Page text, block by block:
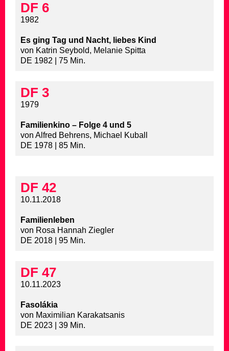
DF 6
1982
Es ging Tag und Nacht, liebes Kind
von Katrin Seybold, Melanie Spitta
DE 1982 | 75 Min.
DF 3
1979
Familienkino – Folge 4 und 5
von Alfred Behrens, Michael Kuball
DE 1978 | 85 Min.
DF 42
10.11.2018
Familienleben
von Rosa Hannah Ziegler
DE 2018 | 95 Min.
DF 47
10.11.2023
Fasolákia
von Maximilian Karakatsanis
DE 2023 | 39 Min.